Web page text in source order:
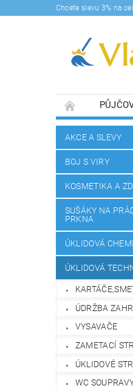
Chcete slevu 3% na
DOPRAVY A
AKCE A SLEVY
BOJ S VIRY
KOSMETIKA A
SUŠÁKY NA
PRKNA
ÚKLIDOVÁ
ÚKLIDOVÁ
ÚDRŽBA
VYSAVAČE
ZAMETACÍ
ÚKLIDOVÉ
WC